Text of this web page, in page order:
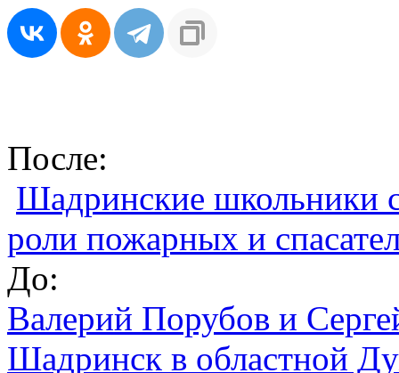
После:
Шадринские школьники
роли пожарных и
До:
Валерий Порубов и
Шадринск в областной